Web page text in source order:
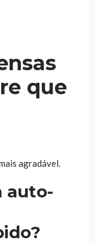
que
agradável.
auto-